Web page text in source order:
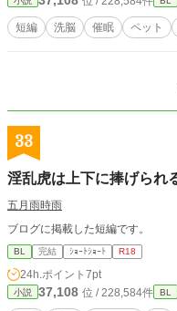
短編 洗脳 催眠 ペット
33
淫乱虎は上下に捧げられ
五月雨時雨
ブログに掲載した短編です。
BL 完結 ｼｮｰﾄｼｮｰﾄ R18
24h.ポイント 7pt
小説 37,108 位 / 228,584件 BL